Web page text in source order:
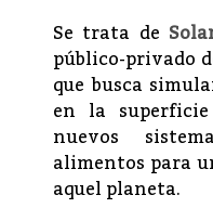
Se trata de
público-privado
que busca
en la
nuevos
alimentos para
aquel planeta.